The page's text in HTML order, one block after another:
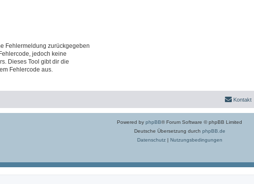
Fehlermeldung zurückgegeben
jedoch keine
Dieses Tool gibt dir die
Fehlercode aus.
Kontakt
Powered by phpBB® Forum Software © phpBB Limited
Deutsche Übersetzung durch phpBB.de
Datenschutz| Nutzungsbedingungen